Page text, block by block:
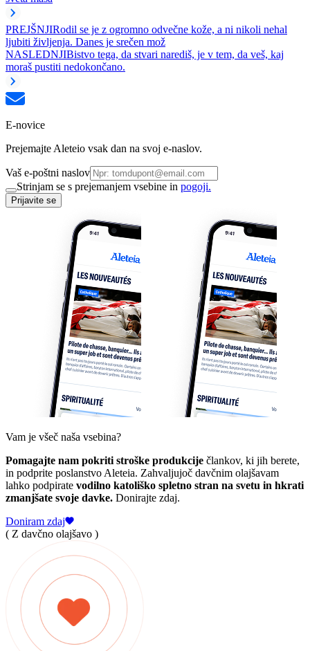
PREJŠNJIRodil se je z ogromno odvečne kože, a ni nikoli nehal
ljubiti življenja. Danes je srečen mož
NASLEDNJIBistvo tega, da stvari narediš, je v tem, da veš, kaj
moraš pustiti nedokončano.
E-novice
Prejemajte Aleteio vsak dan na svoj e-naslov.
Vaš e-poštni naslov
Strinjam se s prejemanjem vsebine in pogoji.
Prijavite se
Vam je všeč naša vsebina?
Pomagajte nam pokriti stroške produkcije člankov, ki jih berete,
in podprite poslanstvo Aleteia. Zahvaljujoč davčnim olajšavam
lahko podpirate vodilno katoliško spletno stran na svetu in hkrati
zmanjšate svoje davke. Donirajte zdaj.
Doniram zdaj
( Z davčno olajšavo )